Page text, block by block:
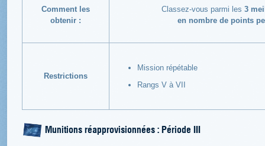
Comment les
obtenir :
Classez-vous parmi les 3
en nombre de points
Restrictions
Mission répétable
Rangs V à VII
Munitions réapprovisionnées : Période III